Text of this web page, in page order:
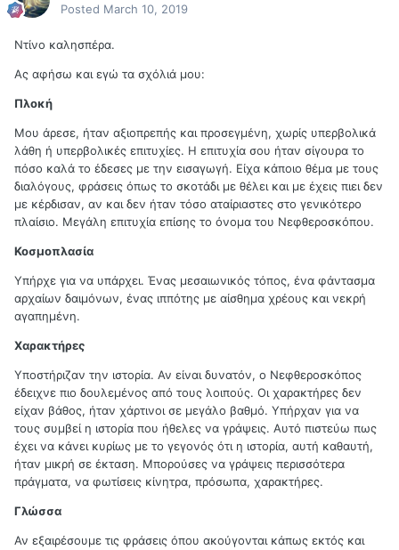
Posted March 10, 2019
Ντίνο καλησπέρα.
Ας αφήσω και εγώ τα σχόλιά μου:
Πλοκή
Μου άρεσε, ήταν αξιοπρεπής και προσεγμένη, χωρίς υπερβολικά
λάθη ή υπερβολικές επιτυχίες. Η επιτυχία σου ήταν σίγουρα το
πόσο καλά το έδεσες με την εισαγωγή. Είχα κάποιο θέμα με τους
διαλόγους, φράσεις όπως το σκοτάδι με θέλει και με έχεις πιει δεν
με κέρδισαν, αν και δεν ήταν τόσο αταίριαστες στο γενικότερο
πλαίσιο. Μεγάλη επιτυχία επίσης το όνομα του Νεφθεροσκόπου.
Κοσμοπλασία
Υπήρχε για να υπάρχει. Ένας μεσαιωνικός τόπος, ένα φάντασμα
αρχαίων δαιμόνων, ένας ιππότης με αίσθημα χρέους και νεκρή
αγαπημένη.
Χαρακτήρες
Υποστήριζαν την ιστορία. Αν είναι δυνατόν, ο Νεφθεροσκόπος
έδειχνε πιο δουλεμένος από τους λοιπούς. Οι χαρακτήρες δεν
είχαν βάθος, ήταν χάρτινοι σε μεγάλο βαθμό. Υπήρχαν για να
τους συμβεί η ιστορία που ήθελες να γράψεις. Αυτό πιστεύω πως
έχει να κάνει κυρίως με το γεγονός ότι η ιστορία, αυτή καθαυτή,
ήταν μικρή σε έκταση. Μπορούσες να γράψεις περισσότερα
πράγματα, να φωτίσεις κίνητρα, πρόσωπα, χαρακτήρες.
Γλώσσα
Αν εξαιρέσουμε τις φράσεις όπου ακούγονται κάπως εκτός και